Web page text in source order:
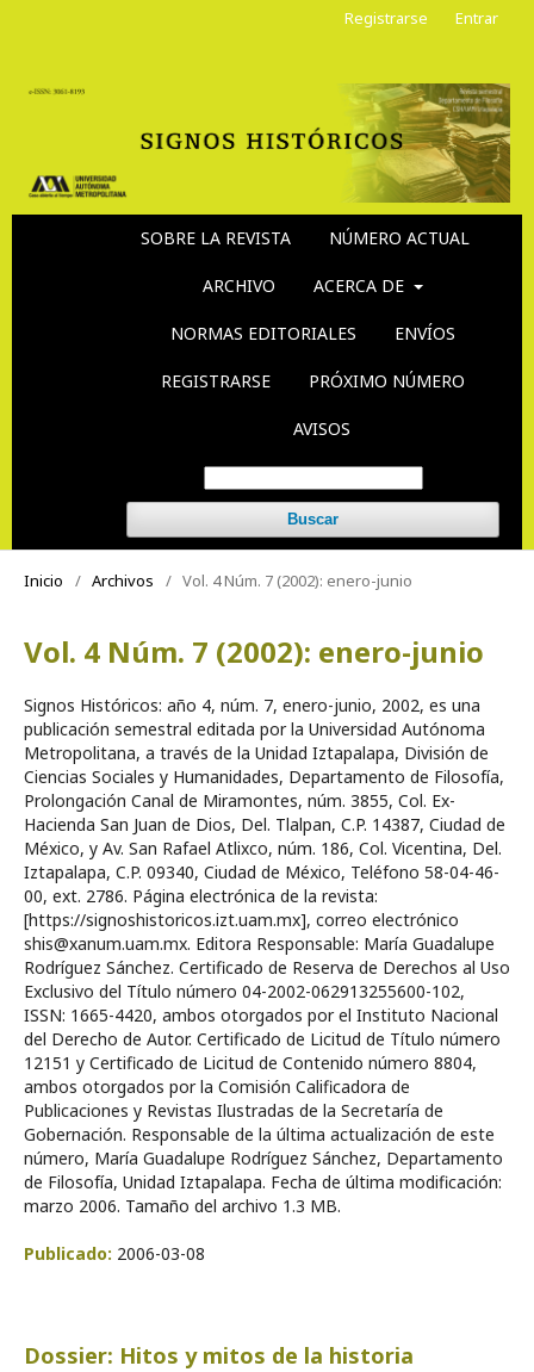
SOBRE LA REVISTA NÚMERO ACTUAL
ARCHIVO ACERCA DE
NORMAS EDITORIALES ENVÍOS
REGISTRARSE PRÓXIMO NÚMERO
AVISOS
Buscar
Registrarse Entrar
Inicio / Archivos / Vol. 4 Núm. 7 (2002): enero-junio
Vol. 4 Núm. 7 (2002): enero-junio
Signos Históricos: año 4, núm. 7, enero-junio, 2002, es una
publicación semestral editada por la Universidad Autónoma
Metropolitana, a través de la Unidad Iztapalapa, División de
Ciencias Sociales y Humanidades, Departamento de Filosofía,
Prolongación Canal de Miramontes, núm. 3855, Col. Ex-
Hacienda San Juan de Dios, Del. Tlalpan, C.P. 14387, Ciudad de
México, y Av. San Rafael Atlixco, núm. 186, Col. Vicentina, Del.
Iztapalapa, C.P. 09340, Ciudad de México, Teléfono 58-04-46-
00, ext. 2786. Página electrónica de la revista:
[https://signoshistoricos.izt.uam.mx], correo electrónico
shis@xanum.uam.mx. Editora Responsable: María Guadalupe
Rodríguez Sánchez. Certificado de Reserva de Derechos al Uso
Exclusivo del Título número 04-2002-062913255600-102,
ISSN: 1665-4420, ambos otorgados por el Instituto Nacional
del Derecho de Autor. Certificado de Licitud de Título número
12151 y Certificado de Licitud de Contenido número 8804,
ambos otorgados por la Comisión Calificadora de
Publicaciones y Revistas Ilustradas de la Secretaría de
Gobernación. Responsable de la última actualización de este
número, María Guadalupe Rodríguez Sánchez, Departamento
de Filosofía, Unidad Iztapalapa. Fecha de última modificación:
marzo 2006. Tamaño del archivo 1.3 MB.
Publicado: 2006-03-08
Dossier: Hitos y mitos de la historia